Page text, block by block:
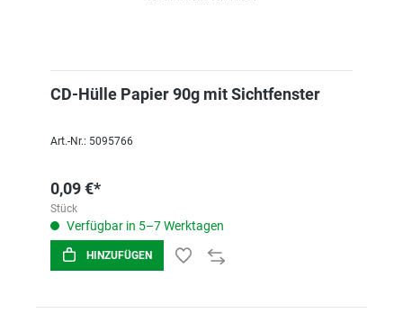
CD-Hülle Papier 90g mit Sichtfenster
Art.-Nr.: 5095766
0,09 €*
Stück
Verfügbar in 5–7 Werktagen
HINZUFÜGEN